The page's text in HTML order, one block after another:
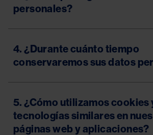
personales?
4. ¿Durante cuánto tiempo
conservaremos sus datos
5. ¿Cómo utilizamos cookies
tecnologías similares en
páginas web y aplicaciones?